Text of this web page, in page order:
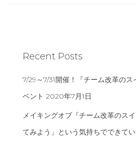
Recent Posts
7/29～7/31開催！『チーム改革のス
ベント 2020年7月1日
メイキングオブ『チーム改革のス
てみよう」という気持ちでできて